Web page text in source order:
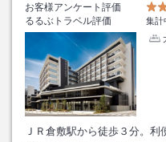
お客様アンケート評価
るるぶトラベル評価
集計
ＪＲ倉敷駅から徒歩３分。